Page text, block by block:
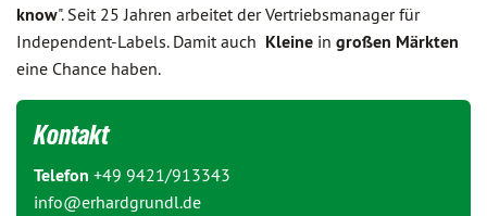
know". Seit 25 Jahren arbeitet der Vertriebsmanager für
Independent-Labels. Damit auch Kleine in großen Märkten
eine Chance haben.
Kontakt
Telefon +49 9421/913343
info@erhardgrundl.de